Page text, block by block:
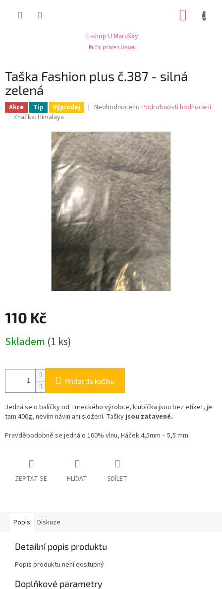
E-shop U Marušky
Ruční práce s láskou
Taška Fashion plus č.387 - silná
zelená
Akce Tip Výprodej
Průměrné
je
0,0
z
5
hvězdiček.
Neohodnoceno Podrobnosti hodnocení
Značka: Himalaya
110 Kč
cena:
Skladem (1 ks)
Přidat do košíku
Jedná se o balíčky od Tureckého výrobce, klubíčka jsou bez etiket, je
tam 400g, nevím návin ani složení. Taškyjsou zatavené.
Pravděpodobně se jedná o 100% vlnu, Háček 4,5mm – 5,5 mm
ZEPTAT SE HLÍDAT SDÍLET
Popis Diskuze
Detailní popis produktu
Popis produktu není dostupný
Doplňkové parametry